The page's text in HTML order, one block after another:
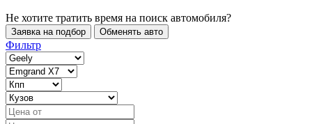
Не хотите тратить время на поиск автомобиля?
Заявка на подбор Обменять авто
Фильтр